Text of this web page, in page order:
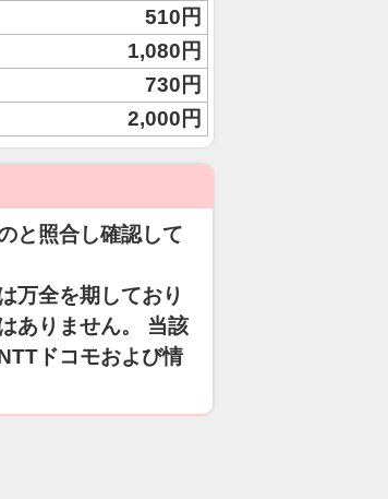
510円
1,080円
730円
2,000円
と照合し確認して
万全を期しており
ありません。 当該
ドコモおよび情